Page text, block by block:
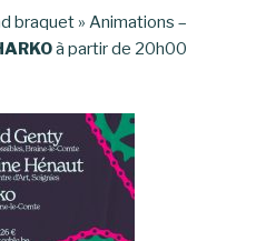
braquet » Animations –
à partir de 20h00